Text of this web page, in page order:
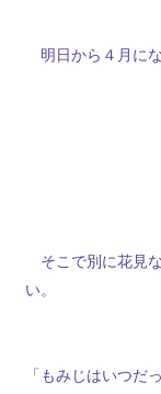
明日から４月にな
そこで別に花見
い。
「もみじはいつだ